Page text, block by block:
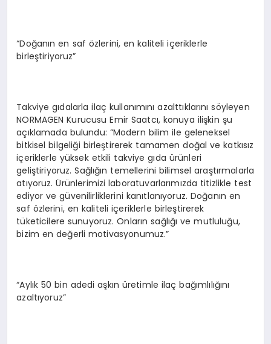
“Doğanın en saf özlerini, en kaliteli içeriklerle
birleştiriyoruz”
Takviye gıdalarla ilaç kullanımını azalttıklarını söyleyen
NORMAGEN Kurucusu Emir Saatcı, konuya ilişkin şu
açıklamada bulundu: “Modern bilim ile geleneksel
bitkisel bilgeliği birleştirerek tamamen doğal ve katkısız
içeriklerle yüksek etkili takviye gıda ürünleri
geliştiriyoruz. Sağlığın temellerini bilimsel araştırmalarla
atıyoruz. Ürünlerimizi laboratuvarlarımızda titizlikle test
ediyor ve güvenilirliklerini kanıtlanıyoruz. Doğanın en
saf özlerini, en kaliteli içeriklerle birleştirerek
tüketicilere sunuyoruz. Onların sağlığı ve mutluluğu,
bizim en değerli motivasyonumuz.”
“Aylık 50 bin adedi aşkın üretimle ilaç bağımlılığını
azaltıyoruz”